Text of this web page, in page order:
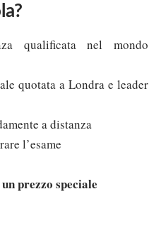
qualificata nel mondo
quotata a Londra e leader
a distanza
l’esame
prezzo speciale